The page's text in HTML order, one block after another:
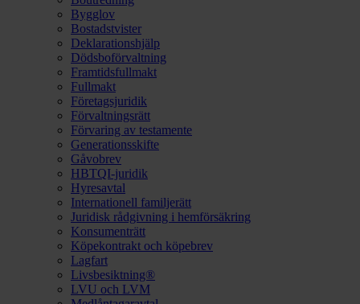
Bygglov
Bostadstvister
Deklarationshjälp
Dödsboförvaltning
Framtidsfullmakt
Fullmakt
Företagsjuridik
Förvaltningsrätt
Förvaring av testamente
Generationsskifte
Gåvobrev
HBTQI-juridik
Hyresavtal
Internationell familjerätt
Juridisk rådgivning i hemförsäkring
Konsumenträtt
Köpekontrakt och köpebrev
Lagfart
Livsbesiktning®
LVU och LVM